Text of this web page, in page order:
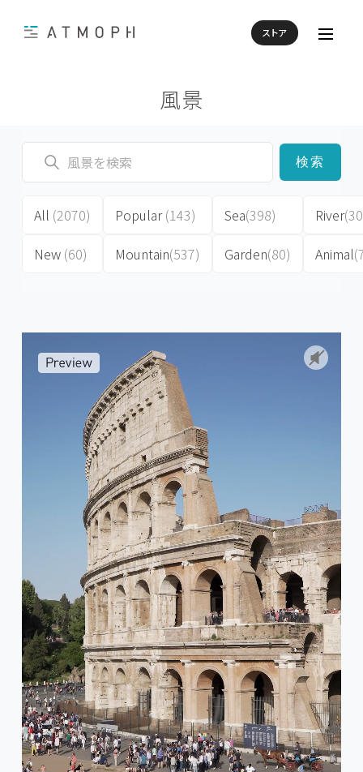
ストア
風景
検索
All (2070)
New (60)
Popular(143)
Mountain(537)
Sea(398)
Garden(80)
River
Animal